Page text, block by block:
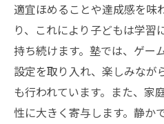
適宜ほめることや達成感を味
り、これにより子どもは学習
持ち続けます。塾では、ゲー
設定を取り入れ、楽しみなが
も行われています。また、家
性に大きく寄与します。静か